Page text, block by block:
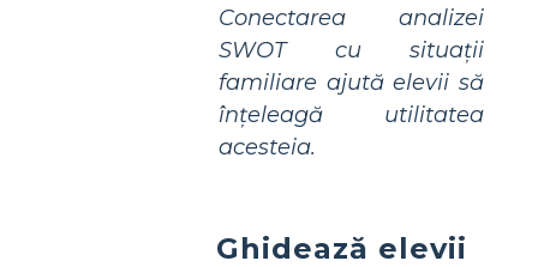
Conectarea analizei
SWOT cu situații
familiare ajută elevii să
înțeleagă utilitatea
acesteia.
Ghidează elevii